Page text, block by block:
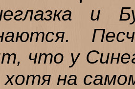
и
что у
хотя на